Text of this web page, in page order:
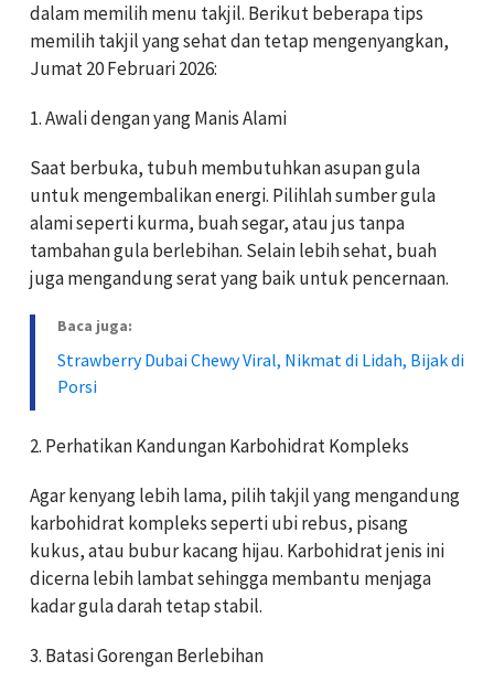
dalam memilih menu takjil. Berikut beberapa tips
memilih takjil yang sehat dan tetap mengenyangkan,
Jumat 20 Februari 2026:
1. Awali dengan yang Manis Alami
Saat berbuka, tubuh membutuhkan asupan gula
untuk mengembalikan energi. Pilihlah sumber gula
alami seperti kurma, buah segar, atau jus tanpa
tambahan gula berlebihan. Selain lebih sehat, buah
juga mengandung serat yang baik untuk pencernaan.
Baca juga:
Strawberry Dubai Chewy Viral, Nikmat di Lidah, Bijak di
Porsi
2. Perhatikan Kandungan Karbohidrat Kompleks
Agar kenyang lebih lama, pilih takjil yang mengandung
karbohidrat kompleks seperti ubi rebus, pisang
kukus, atau bubur kacang hijau. Karbohidrat jenis ini
dicerna lebih lambat sehingga membantu menjaga
kadar gula darah tetap stabil.
3. Batasi Gorengan Berlebihan